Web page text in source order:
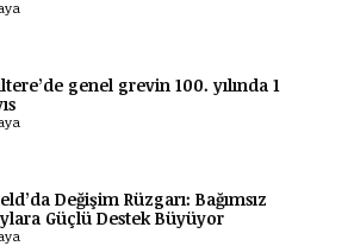
genel grevin 100. yılında 1
Değişim Rüzgarı: Bağımsız
Güçlü Destek Büyüyor